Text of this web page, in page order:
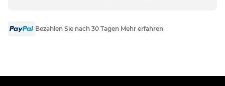
Bezahlen Sie nach 30 Tagen Mehr erfahren